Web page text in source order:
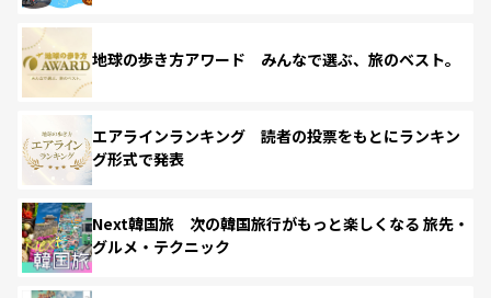
地球の歩き方アワード みんなで選ぶ、旅のベスト。
エアラインランキング 読者の投票をもとにランキン
グ形式で発表
Next韓国旅 次の韓国旅行がもっと楽しくなる 旅先・
グルメ・テクニック